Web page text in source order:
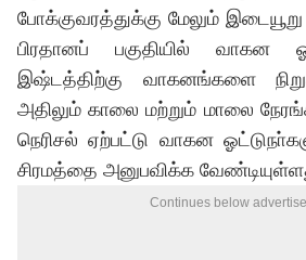
போக்குவரத்துக்கு மேலும்
பிரதானப் பகுதியில் வாகன
இஷ்டத்திற்கு வாகனங்களை
அதிலும் காலை மற்றும் மாலை
நெரிசல் ஏற்பட்டு வாகன
சிரமத்தை அனுபவிக்க
Continues below